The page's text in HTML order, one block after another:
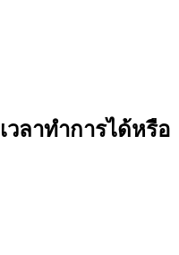
วลาทำการได้หรือ